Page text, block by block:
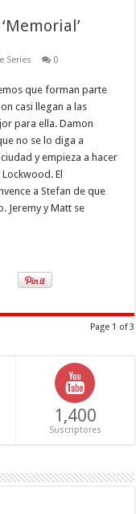
Series 0
que forman parte
casi llegan a las
para ella. Damon
no se lo diga a
y empieza a hacer
El
a Stefan de que
Jeremy y Matt se
Page 1 of 3
1,400
Suscriptores